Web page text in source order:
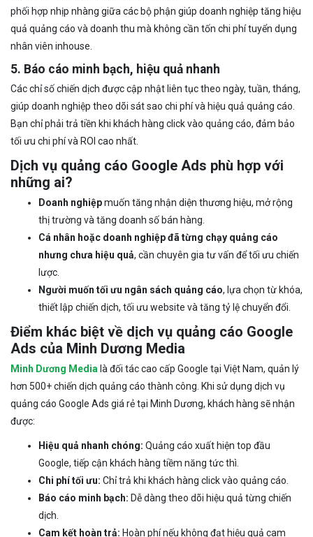
phối hợp nhịp nhàng giữa các bộ phận giúp doanh nghiệp tăng hiệu
quả quảng cáo và doanh thu mà không cần tốn chi phí tuyển dụng
nhân viên inhouse.
5. Báo cáo minh bạch, hiệu quả nhanh
Các chỉ số chiến dịch được cập nhật liên tục theo ngày, tuần, tháng,
giúp doanh nghiệp theo dõi sát sao chi phí và hiệu quả quảng cáo.
Bạn chỉ phải trả tiền khi khách hàng click vào quảng cáo, đảm bảo
tối ưu chi phí và ROI cao nhất.
Dịch vụ quảng cáo Google Ads phù hợp với
những ai?
Doanh nghiệpmuốn tăng nhận diện thương hiệu, mở rộng
thị trường và tăng doanh số bán hàng.
Cá nhân hoặc doanh nghiệp đã từng chạy quảng cáo
nhưng chưa hiệu quả, cần chuyên gia tư vấn để tối ưu chiến
lược.
Người muốn tối ưu ngân sách quảng cáo, lựa chọn từ khóa,
thiết lập chiến dịch, tối ưu website và tăng tỷ lệ chuyển đổi.
Điểm khác biệt về dịch vụ quảng cáo Google
Ads của Minh Dương Media
Minh Dương Media là đối tác cao cấp Google tại Việt Nam, quản lý
hơn 500+ chiến dịch quảng cáo thành công. Khi sử dụng dịch vụ
quảng cáo Google Ads giá rẻ tại Minh Dương, khách hàng sẽ nhận
được:
Hiệu quả nhanh chóng: Quảng cáo xuất hiện top đầu
Google, tiếp cận khách hàng tiềm năng tức thì.
Chi phí tối ưu: Chỉ trả khi khách hàng click vào quảng cáo.
Báo cáo minh bạch: Dễ dàng theo dõi hiệu quả từng chiến
dịch.
Cam kết hoàn trả: Hoàn phí nếu không đạt hiệu quả cam